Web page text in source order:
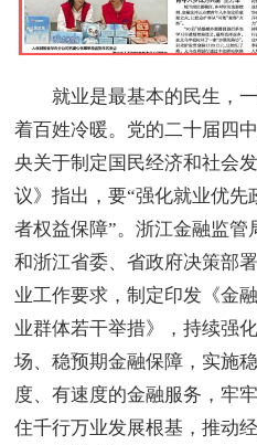
就业是最基本的民生，一
着百姓冷暖。党的二十届四
央关于制定国民经济和社会
议》指出，要“强化就业优先
者权益保障”。浙江金融监
和浙江省委、省政府决策部
业工作要求，制定印发《金
业群体若干举措》，持续强
场、稳预期金融保障，实施
度、有速度的金融服务，牢
住千行万业发展根基，推动